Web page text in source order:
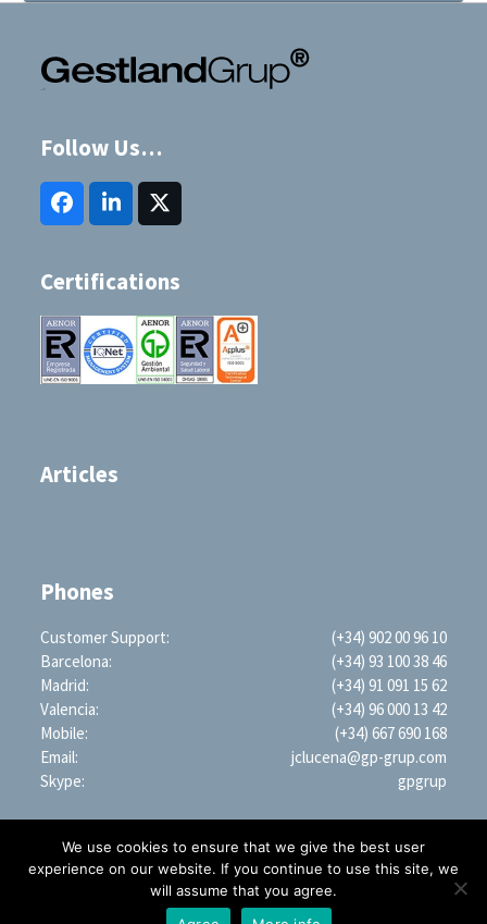
Follow Us…
FacebookLinkedInTwitter
(deprecated)
Certifications
Articles
Phones
Customer Support:
(+34) 902 00 96 10
Barcelona:
(+34) 93 100 38 46
Madrid:
(+34) 91 091 15 62
Valencia:
(+34) 96 000 13 42
Mobile:
(+34) 667 690 168
Email:
jclucena@gp-grup.com
Skype:
gpgrup
PROFESSIONAL SEARCH ENGINE WORLDWIDE (LLC)
We use cookies to ensure that we give the best user
experience on our website. If you continue to use this site, we
will assume that you agree.